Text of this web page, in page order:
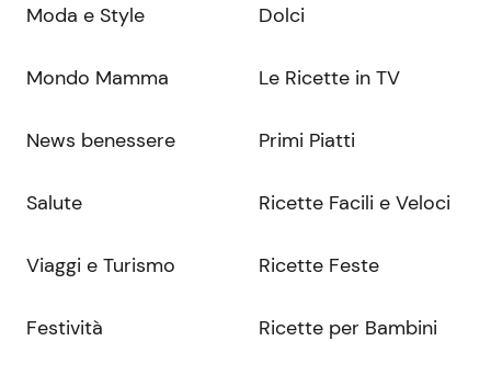
Moda e Style
Mondo Mamma
News benessere
Salute
Viaggi e Turismo
Festività
Dolci
Le Ricette in TV
Primi Piatti
Ricette Facili e Veloci
Ricette Feste
Ricette per Bambini